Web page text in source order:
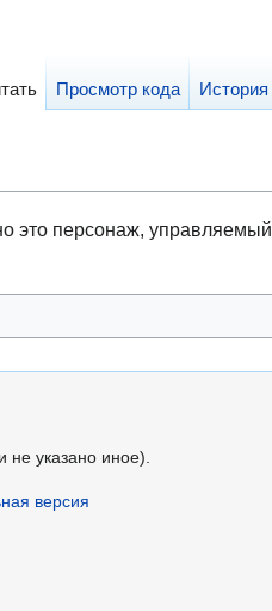
это персонаж, управляемый
Просмотр кода История
не указано иное).
версия